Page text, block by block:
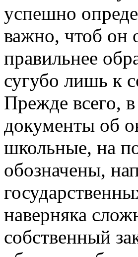
успешно
важно, чтоб он
правильнее
сугубо лишь к
Прежде всего,
документы об
школьные, на
обозначены,
наверняка
собственный